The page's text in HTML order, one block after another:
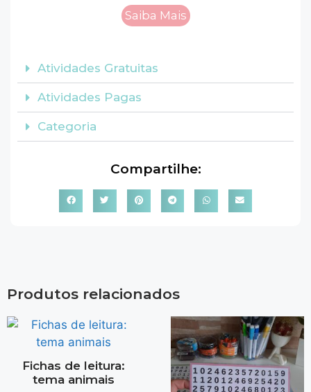
Saiba Mais
Atividades Gratuitas
Atividades Pagas
Categoria
Compartilhe:
Produtos relacionados
Fichas de leitura:
tema animais